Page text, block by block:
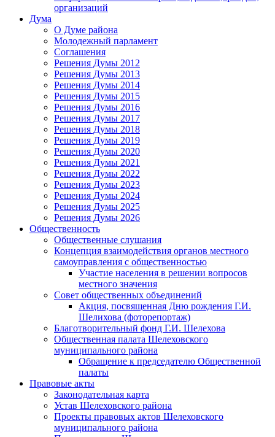
организаций
Дума
О Думе района
Молодежный парламент
Соглашения
Решения Думы 2012
Решения Думы 2013
Решения Думы 2014
Решения Думы 2015
Решения Думы 2016
Решения Думы 2017
Решения Думы 2018
Решения Думы 2019
Решения Думы 2020
Решения Думы 2021
Решения Думы 2022
Решения Думы 2023
Решения Думы 2024
Решения Думы 2025
Решения Думы 2026
Общественность
Общественные слушания
Концепция взаимодействия органов местного
самоуправления с общественностью
Участие населения в решении вопросов
местного значения
Совет общественных объединений
Акция, посвященная Дню рождения Г.И.
Шелихова (фоторепортаж)
Благотворительный фонд Г.И. Шелехова
Общественная палата Шелеховского
муниципального района
Обращение к председателю Общественной
палаты
Правовые акты
Законодательная карта
Устав Шелеховского района
Проекты правовых актов Шелеховского
муниципального района